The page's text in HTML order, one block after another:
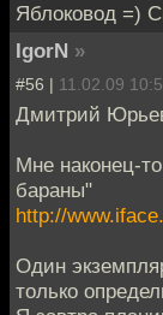
Яблоковод =)
IgorN »
#56 | 11.02.09
Дмитрий
Мне наконец-
бараны"
http://
Один
только